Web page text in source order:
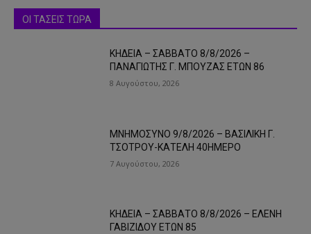
ΟΙ ΤΑΣΕΙΣ ΤΩΡΑ
ΚΗΔΕΙΑ – ΣΑΒΒΑΤΟ 8/8/2026 –
ΠΑΝΑΓΙΩΤΗΣ Γ. ΜΠΟΥΖΑΣ ΕΤΩΝ 86
8 Αυγούστου, 2026
ΜΝΗΜΟΣΥΝΟ 9/8/2026 – ΒΑΣΙΛΙΚΗ Γ.
ΤΣΟΤΡΟΥ-ΚΑΤΕΛΗ 40ΗΜΕΡΟ
7 Αυγούστου, 2026
ΚΗΔΕΙΑ – ΣΑΒΒΑΤΟ 8/8/2026 – ΕΛΕΝΗ
ΓΑΒΙΖΙΔΟΥ ΕΤΩΝ 85